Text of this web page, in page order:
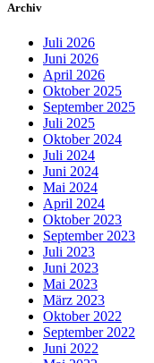
Archiv
Juli 2026
Juni 2026
April 2026
Oktober 2025
September 2025
Juli 2025
Oktober 2024
Juli 2024
Juni 2024
Mai 2024
April 2024
Oktober 2023
September 2023
Juli 2023
Juni 2023
Mai 2023
März 2023
Oktober 2022
September 2022
Juni 2022